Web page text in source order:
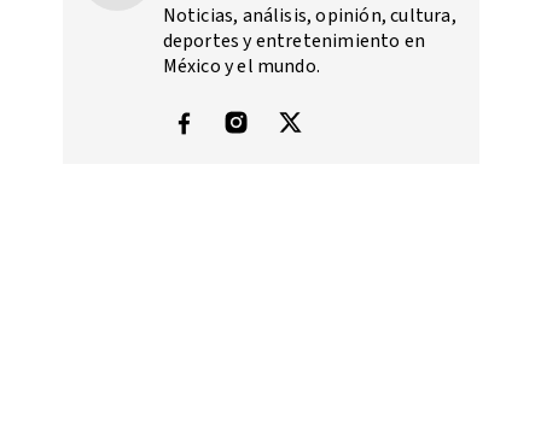
Noticias, análisis, opinión, cultura,
deportes y entretenimiento en
México y el mundo.